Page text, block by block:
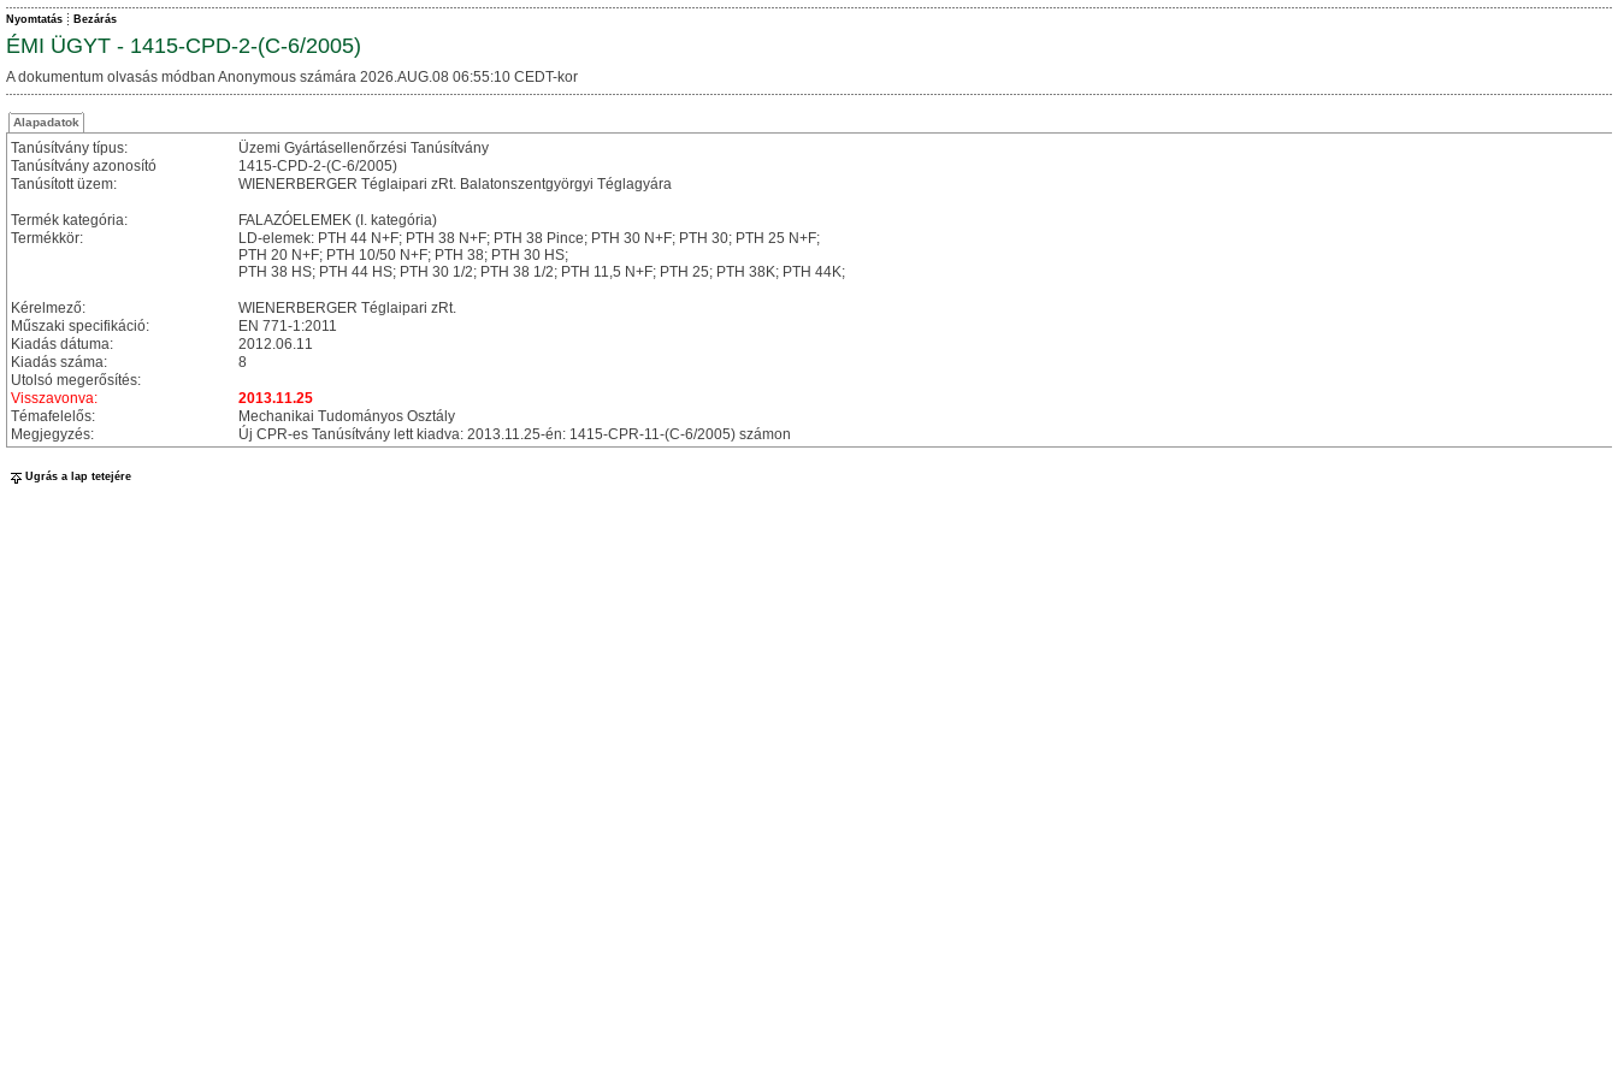
Nyomtatás Bezárás
ÉMI ÜGYT - 1415-CPD-2-(C-6/2005)
A dokumentum olvasás módban Anonymous számára 2026.AUG.08 06:55:10 CEDT-kor
Alapadatok
Tanúsítvány típus:
Üzemi Gyártásellenőrzési Tanúsítvány
Tanúsítvány azonosító
1415-CPD-2-(C-6/2005)
Tanúsított üzem:
WIENERBERGER Téglaipari zRt. Balatonszentgyörgyi Téglagyára
Termék kategória:
FALAZÓELEMEK (I. kategória)
Termékkör:
LD-elemek: PTH 44 N+F; PTH 38 N+F; PTH 38 Pince; PTH 30 N+F; PTH 30; PTH 25 N+F;
PTH 20 N+F; PTH 10/50 N+F; PTH 38; PTH 30 HS;
PTH 38 HS; PTH 44 HS; PTH 30 1/2; PTH 38 1/2; PTH 11,5 N+F; PTH 25; PTH 38K; PTH 44K;
Kérelmező:
WIENERBERGER Téglaipari zRt.
Műszaki specifikáció:
EN 771-1:2011
Kiadás dátuma:
2012.06.11
Kiadás száma:
8
Utolsó megerősítés:
Visszavonva:
2013.11.25
Témafelelős:
Mechanikai Tudományos Osztály
Megjegyzés:
Új CPR-es Tanúsítvány lett kiadva: 2013.11.25-én: 1415-CPR-11-(C-6/2005) számon
Ugrás a lap tetejére